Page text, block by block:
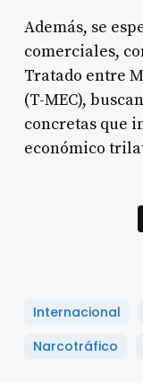
Además, se
comerciales,
Tratado entre
(T-MEC),
concretas que
económico
Internacional
Narcotráfico